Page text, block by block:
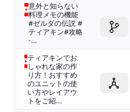
意外と知らない
料理メモの機能
#ゼルダの伝説 #
ティアキン#攻略
-...
ティアキンでお
しゃれな家の作
り方！おすすめ
のユニットの使
い方やレイアウ
トをご紹...